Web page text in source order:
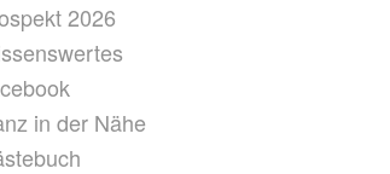
2026
in der Nähe